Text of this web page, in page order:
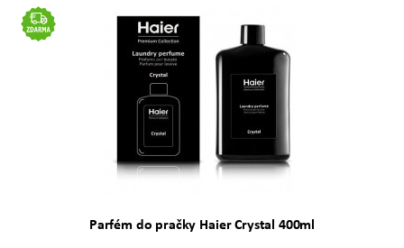
Parfém do pračky Haier Crystal 400ml